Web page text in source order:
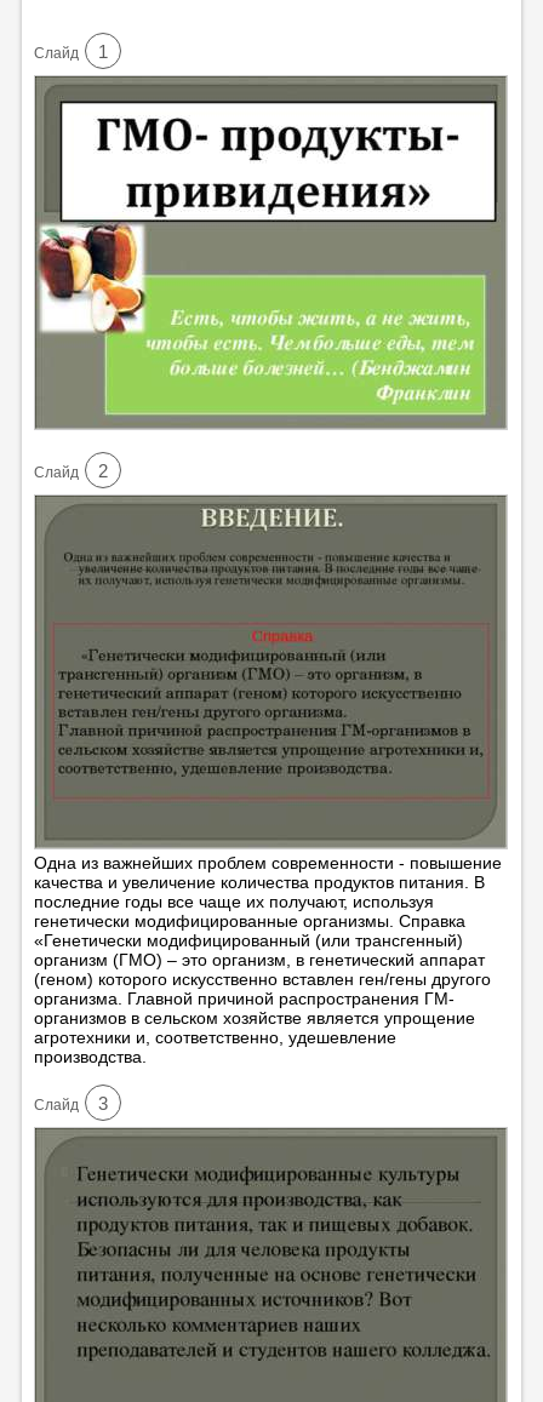
Cлайд 1
Cлайд 2
Одна из важнейших проблем современности - повышение
качества и увеличение количества продуктов питания. В
последние годы все чаще их получают, используя
генетически модифицированные организмы. Справка
«Генетически модифицированный (или трансгенный)
организм (ГМО) – это организм, в генетический аппарат
(геном) которого искусственно вставлен ген/гены другого
организма. Главной причиной распространения ГМ-
организмов в сельском хозяйстве является упрощение
агротехники и, соответственно, удешевление
производства.
Cлайд 3